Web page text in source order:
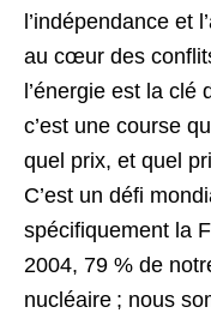
l’indépendance et
au cœur des
l’énergie est la
c’est une course
quel prix, et quel
C’est un défi
spécifiquement la
2004, 79 % de
nucléaire ; nous